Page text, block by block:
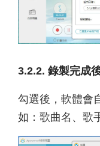
3.2.2. 錄製完成
勾選後，軟體會
如：歌曲名、歌